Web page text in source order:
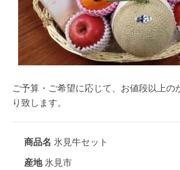
ご予算・ご希望に応じて、お値段以上の
り致します。
商品名 氷見牛セット
産地氷見市